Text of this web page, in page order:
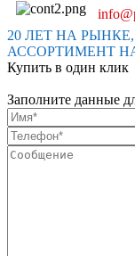
20 ЛЕТ НА
АССОРТИМЕНТ
Купить в один клик
Заполните данные